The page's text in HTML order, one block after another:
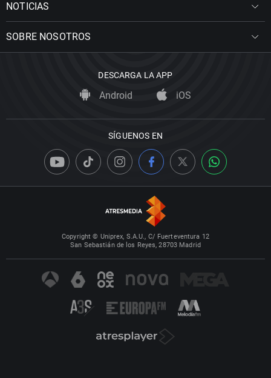
NOTICIAS
SOBRE NOSOTROS
DESCARGA LA APP
Android iOS
SÍGUENOS EN
Copyright © Uniprex, S.A.U., C/ Fuerteventura 12
San Sebastián de los Reyes, 28703 Madrid